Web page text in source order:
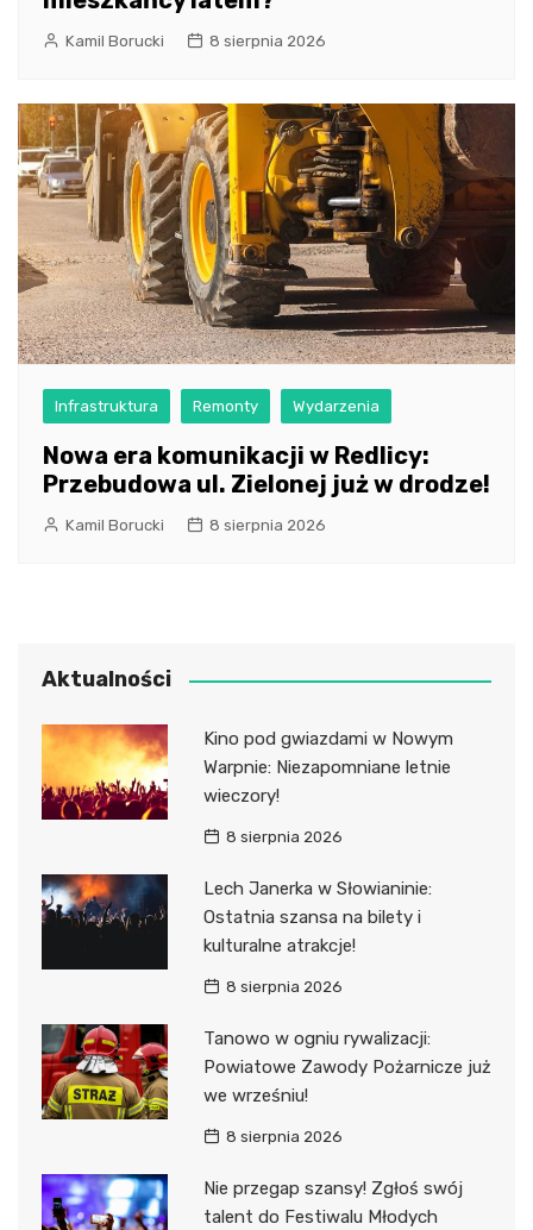
Kamil Borucki 8 sierpnia 2026
Infrastruktura Remonty Wydarzenia
Nowa era komunikacji w Redlicy:
Przebudowa ul. Zielonej już w drodze!
Kamil Borucki 8 sierpnia 2026
Aktualności
Kino pod gwiazdami w Nowym
Warpnie: Niezapomniane letnie
wieczory!
8 sierpnia 2026
Lech Janerka w Słowianinie:
Ostatnia szansa na bilety i
kulturalne atrakcje!
8 sierpnia 2026
Tanowo w ogniu rywalizacji:
Powiatowe Zawody Pożarnicze już
we wrześniu!
8 sierpnia 2026
Nie przegap szansy! Zgłoś swój
talent do Festiwalu Młodych